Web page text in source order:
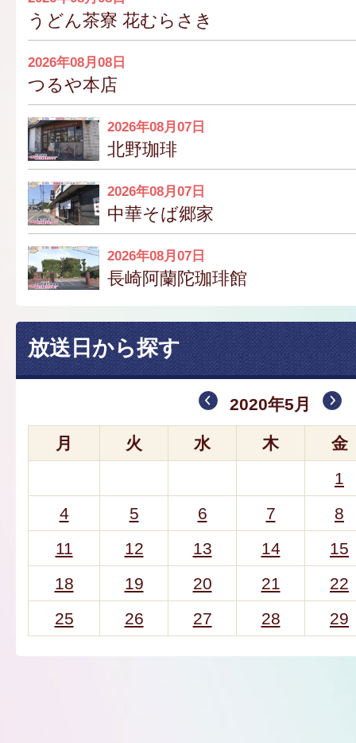
うどん茶寮 花むらさき
2026年08月08日
つるや本店
2026年08月07日
北野珈琲
2026年08月07日
中華そば郷家
2026年08月07日
長崎阿蘭陀珈琲館
放送日から探す
2020年5月
月 火 水 木
金
1
4
5 6 7
8
11
12 13 14
15
18
19 20 21
22
25
26 27 28 29